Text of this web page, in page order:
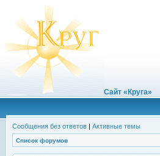
Сайт «Круга»
Сообщения без ответов | Активные темы
Список форумов